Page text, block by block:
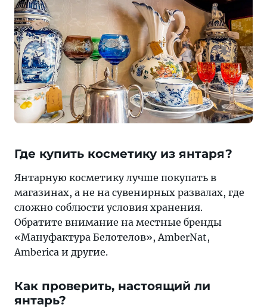
Где купить косметику из янтаря?
Янтарную косметику лучше покупать в
магазинах, а не на сувенирных развалах, где
сложно соблюсти условия хранения.
Обратите внимание на местные бренды
«Мануфактура Белотелов», AmberNat,
Amberica и другие.
Как проверить, настоящий ли
янтарь?